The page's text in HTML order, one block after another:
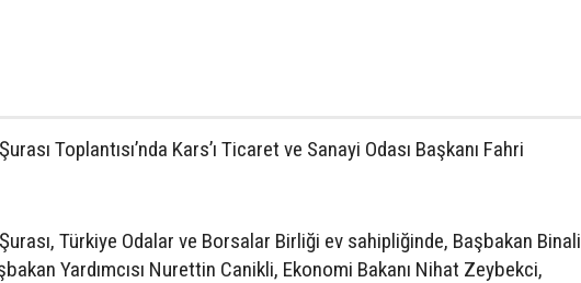
Toplantısı’nda Kars’ı Ticaret ve Sanayi Odası Başkanı Fahri
Türkiye Odalar ve Borsalar Birliği ev sahipliğinde, Başbakan Binali
Yardımcısı Nurettin Canikli, Ekonomi Bakanı Nihat Zeybekci,